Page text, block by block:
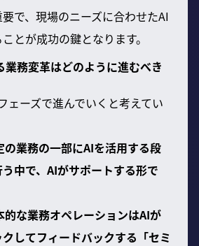
で、現場のニーズに合わせたAI
とが成功の鍵となります。
業務変革はどのように進むべき
ェーズで進んでいくと考えてい
の業務の一部にAIを活用する段
中で、AIがサポートする形で
的な業務オペレーションはAIが
してフィードバックする「セミ